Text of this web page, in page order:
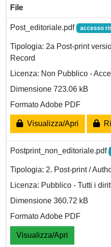
File
Post_editoriale.pdf accesso
Tipologia: 2a Post-print
Record
Licenza: Non Pubblico -
Dimensione 723.06 kB
Formato Adobe PDF
Visualizza/Apri
Postprint_non_editoriale.pdf
Tipologia: 2. Post-print /
Licenza: Pubblico - Tutti i
Dimensione 360.72 kB
Formato Adobe PDF
Visualizza/Apri